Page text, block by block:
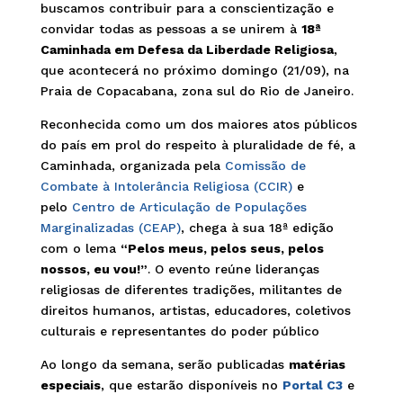
buscamos contribuir para a conscientização e
convidar todas as pessoas a se unirem à 18ª
Caminhada em Defesa da Liberdade Religiosa,
que acontecerá no próximo domingo (21/09), na
Praia de Copacabana, zona sul do Rio de Janeiro.
Reconhecida como um dos maiores atos públicos
do país em prol do respeito à pluralidade de fé, a
Caminhada, organizada pela Comissão de
Combate à Intolerância Religiosa (CCIR)e
pelo Centro de Articulação de Populações
Marginalizadas (CEAP), chega à sua 18ª edição
com o lema “Pelos meus, pelos seus, pelos
nossos, eu vou!”. O evento reúne lideranças
religiosas de diferentes tradições, militantes de
direitos humanos, artistas, educadores, coletivos
culturais e representantes do poder público
Ao longo da semana, serão publicadas matérias
especiais, que estarão disponíveis no Portal C3e